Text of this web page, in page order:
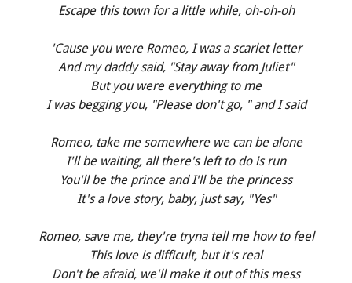
Escape this town for a little while, oh-oh-oh
'Cause you were Romeo, I was a scarlet letter
And my daddy said, "Stay away from Juliet"
But you were everything to me
I was begging you, "Please don't go, " and I said
Romeo, take me somewhere we can be alone
I'll be waiting, all there's left to do is run
You'll be the prince and I'll be the princess
It's a love story, baby, just say, "Yes"
Romeo, save me, they're tryna tell me how to feel
This love is difficult, but it's real
Don't be afraid, we'll make it out of this mess